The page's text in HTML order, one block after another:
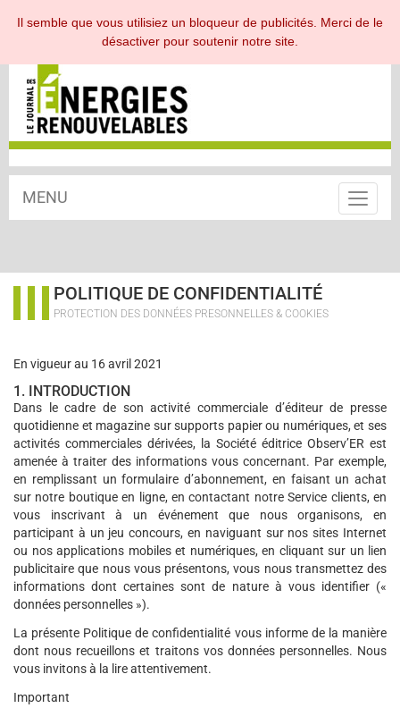
ESPACE ABONNÉ
MENU
Toggle
POLITIQUE DE CONFIDENTIALITÉ
PROTECTION DES DONNÉES PRESONNELLES & COOKIES
En vigueur au 16 avril 2021
1. INTRODUCTION
Dans le cadre de son activité commerciale d’éditeur de presse
quotidienne et magazine sur supports papier ou numériques, et ses
activités commerciales dérivées, la Société éditrice Observ’ER est
amenée à traiter des informations vous concernant. Par exemple,
en remplissant un formulaire d’abonnement, en faisant un achat
sur notre boutique en ligne, en contactant notre Service clients, en
vous inscrivant à un événement que nous organisons, en
participant à un jeu concours, en naviguant sur nos sites Internet
ou nos applications mobiles et numériques, en cliquant sur un lien
publicitaire que nous vous présentons, vous nous transmettez des
informations dont certaines sont de nature à vous identifier («
données personnelles »).
La présente Politique de confidentialité vous informe de la manière
dont nous recueillons et traitons vos données personnelles. Nous
vous invitons à la lire attentivement.
Important
Il semble que vous utilisiez un bloqueur de publicités. Merci de le
désactiver pour soutenir notre site.